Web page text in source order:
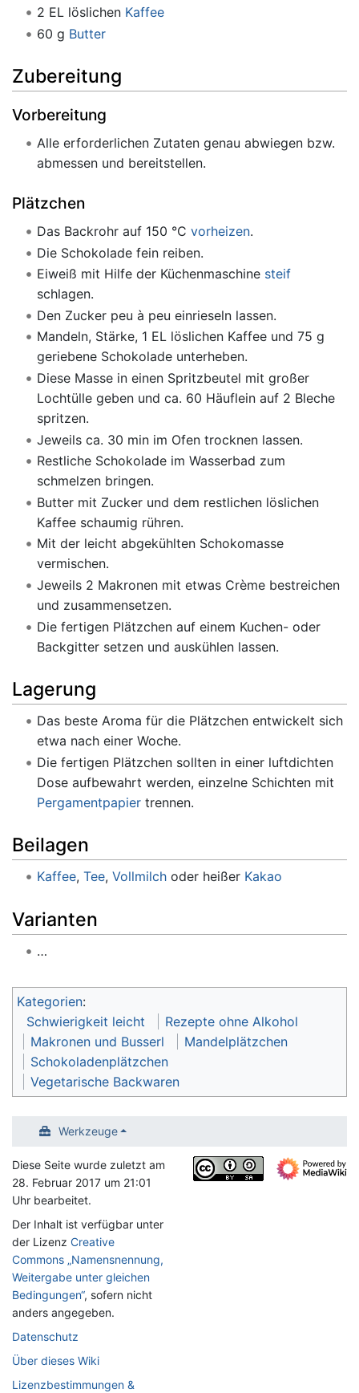
2 EL löslichen Kaffee
60 g Butter
Zubereitung
Vorbereitung
Alle erforderlichen Zutaten genau abwiegen bzw.
abmessen und bereitstellen.
Plätzchen
Das Backrohr auf 150 °C vorheizen.
Die Schokolade fein reiben.
Eiweiß mit Hilfe der Küchenmaschine steif
schlagen.
Den Zucker peu à peu einrieseln lassen.
Mandeln, Stärke, 1 EL löslichen Kaffee und 75 g
geriebene Schokolade unterheben.
Diese Masse in einen Spritzbeutel mit großer
Lochtülle geben und ca. 60 Häuflein auf 2 Bleche
spritzen.
Jeweils ca. 30 min im Ofen trocknen lassen.
Restliche Schokolade im Wasserbad zum
schmelzen bringen.
Butter mit Zucker und dem restlichen löslichen
Kaffee schaumig rühren.
Mit der leicht abgekühlten Schokomasse
vermischen.
Jeweils 2 Makronen mit etwas Crème bestreichen
und zusammensetzen.
Die fertigen Plätzchen auf einem Kuchen- oder
Backgitter setzen und auskühlen lassen.
Lagerung
Das beste Aroma für die Plätzchen entwickelt sich
etwa nach einer Woche.
Die fertigen Plätzchen sollten in einer luftdichten
Dose aufbewahrt werden, einzelne Schichten mit
Pergamentpapiertrennen.
Beilagen
Kaffee, Tee, Vollmilchoder heißer Kakao
Varianten
…
Kategorien:
Schwierigkeit leicht
Rezepte ohne Alkohol
Makronen und Busserl
Mandelplätzchen
Schokoladenplätzchen
Vegetarische Backwaren
Werkzeuge
Diese Seite wurde zuletzt am
28. Februar 2017 um 21:01
Uhr bearbeitet.
Der Inhalt ist verfügbar unter
der Lizenz Creative
Commons „Namensnennung,
Weitergabe unter gleichen
Bedingungen“, sofern nicht
anders angegeben.
Datenschutz
Über dieses Wiki
Lizenzbestimmungen &